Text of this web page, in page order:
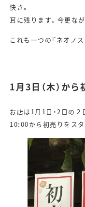
快さ。
耳に残ります。今更な
これも一つの『ネオノス
1月3日（木）か
お店は1月1日・2日の２
10:00から初売りをス